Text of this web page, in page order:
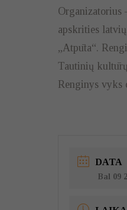
Organizatorius
apskrities
„Atpūta“.
Tautinių
Renginys vyks
DATA
Bal 09